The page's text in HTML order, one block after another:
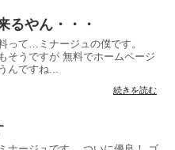
るやん・・・
って…ミナージュの僕です。
そうですが 無料でホームページ
んですね...
続きを読む